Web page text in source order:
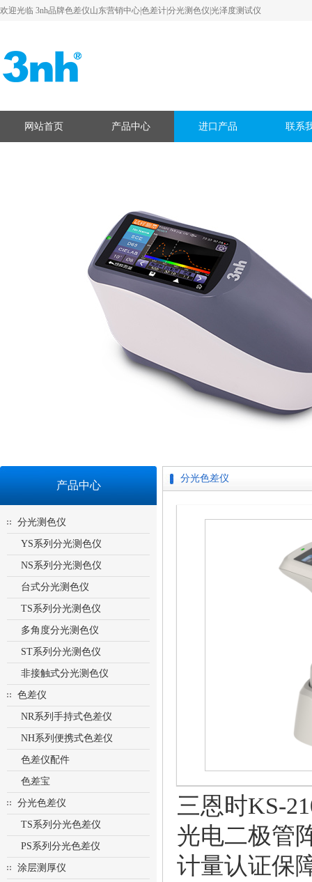
欢迎光临 3nh品牌色差仪山东营销中心|色差计|分光测色仪|光泽度测试仪
网站首页 产品中心 进口产品 联系
产品中心
分光测色仪
YS系列分光测色仪
NS系列分光测色仪
台式分光测色仪
TS系列分光测色仪
多角度分光测色仪
ST系列分光测色仪
非接触式分光测色仪
色差仪
NR系列手持式色差仪
NH系列便携式色差仪
色差仪配件
色差宝
分光色差仪
TS系列分光色差仪
PS系列分光色差仪
涂层测厚仪
分光色差仪
三恩时KS-
光电二极管
计量认证保